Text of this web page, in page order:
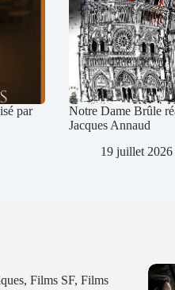
par
Notre Dame Brûle
Jacques Annaud
19 juillet 2026
, Films SF, Films